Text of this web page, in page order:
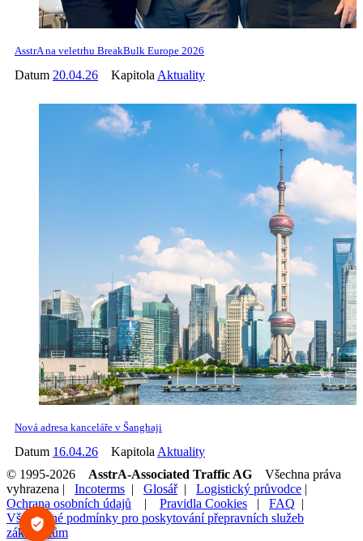
AsstrA na veletrhu BreakBulk Europe 2026
Datum 20.04.26 Kapitola Aktuality
Nová adresa kanceláře v Šanghaji
Datum 16.04.26 Kapitola Aktuality
© 1995-2026 AsstrA-Associated Traffic AG Všechna práva
vyhrazena | Incoterms | Glosář| Logistický průvodce |
Ochrana osobních údajů | Pravidla Cookies | FAQ |
Všeobecné podmínky pro poskytování přepravních služeb
zákazníkům